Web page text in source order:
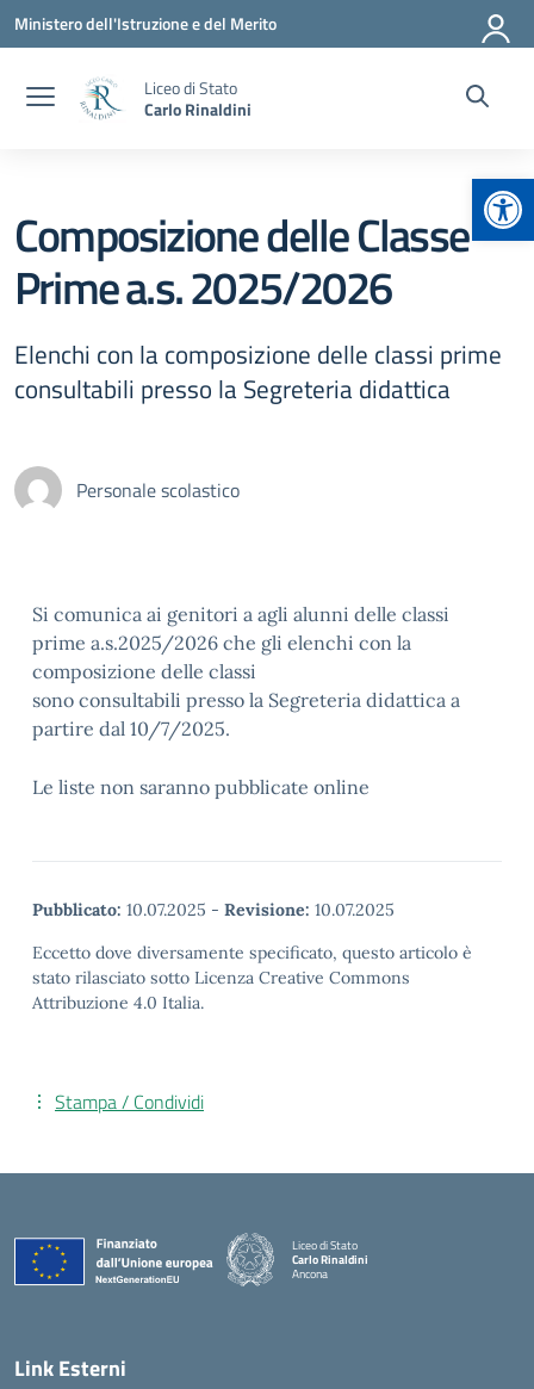
Vai ai contenuti
Vai al menu di navigazione
Vai al footer
Ministero dell'Istruzione e del Merito
Liceo di Stato
Carlo Rinaldini
Composizione delle Classe
Prime a.s. 2025/2026
Elenchi con la composizione delle classi prime
consultabili presso la Segreteria didattica
Personale scolastico
Si comunica ai genitori a agli alunni delle classi
prime a.s.2025/2026 che gli elenchi con la
composizione delle classi
sono consultabili presso la Segreteria didattica a
partire dal 10/7/2025.
Le liste non saranno pubblicate online
Pubblicato: 10.07.2025 - Revisione: 10.07.2025
Eccetto dove diversamente specificato, questo articolo è
stato rilasciato sotto Licenza Creative Commons
Attribuzione 4.0 Italia.
Stampa / Condividi
Liceo di Stato
Carlo Rinaldini
Ancona
Link Esterni